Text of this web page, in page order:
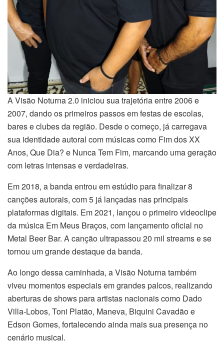
A Visão Noturna 2.0 iniciou sua trajetória entre 2006 e
2007, dando os primeiros passos em festas de escolas,
bares e clubes da região. Desde o começo, já carregava
sua identidade autoral com músicas como Fim dos XX
Anos, Que Dia? e Nunca Tem Fim, marcando uma geração
com letras intensas e verdadeiras.
Em 2018, a banda entrou em estúdio para finalizar 8
canções autorais, com 5 já lançadas nas principais
plataformas digitais. Em 2021, lançou o primeiro videoclipe
da música Em Meus Braços, com lançamento oficial no
Metal Beer Bar. A canção ultrapassou 20 mil streams e se
tornou um grande destaque da banda.
Ao longo dessa caminhada, a Visão Noturna também
viveu momentos especiais em grandes palcos, realizando
aberturas de shows para artistas nacionais como Dado
Villa-Lobos, Toni Platão, Maneva, Biquini Cavadão e
Edson Gomes, fortalecendo ainda mais sua presença no
cenário musical.